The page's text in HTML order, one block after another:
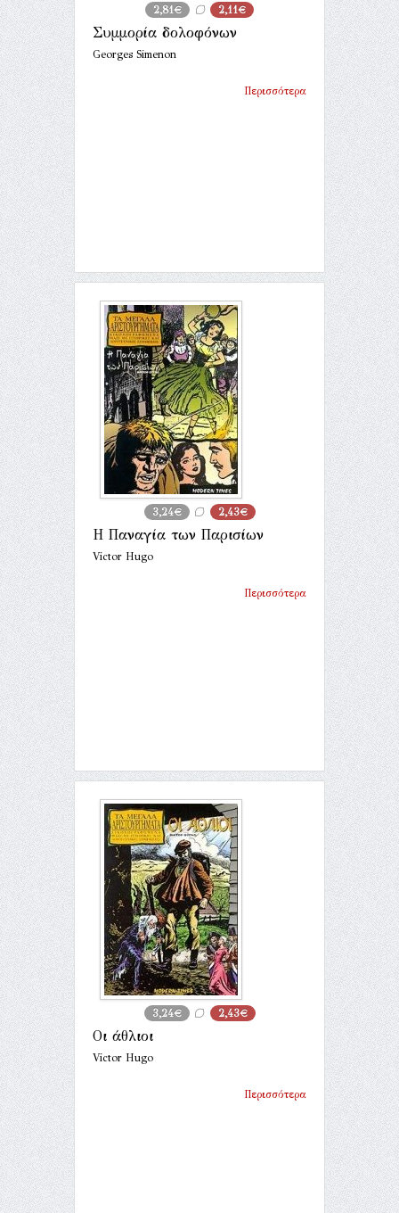
2,81€ 2,11€
Συμμορία δολοφόνων
Georges Simenon
Περισσότερα
3,24€ 2,43€
Η Παναγία των Παρισίων
Victor Hugo
Περισσότερα
3,24€ 2,43€
Οι άθλιοι
Victor Hugo
Περισσότερα